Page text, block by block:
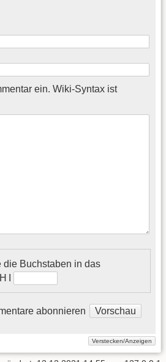
ein. Wiki-Syntax ist
die Buchstaben in das
I
abonnieren